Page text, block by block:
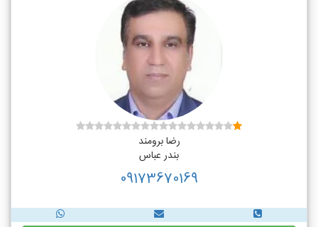
رضا برومند
بندر عباس
09173670169